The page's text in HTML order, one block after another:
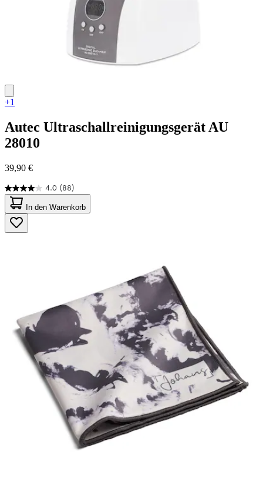
+1
Autec Ultraschallreinigungsgerät AU
28010
39,90 €
4.0 (88)
4.0
von
5
Sternen.
88
In den Warenkorb